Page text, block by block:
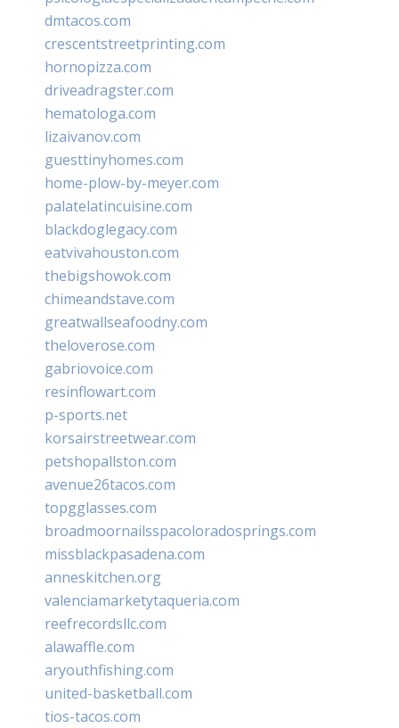
dmtacos.com
crescentstreetprinting.com
hornopizza.com
driveadragster.com
hematologa.com
lizaivanov.com
guesttinyhomes.com
home-plow-by-meyer.com
palatelatincuisine.com
blackdoglegacy.com
eatvivahouston.com
thebigshowok.com
chimeandstave.com
greatwallseafoodny.com
theloverose.com
gabriovoice.com
resinflowart.com
p-sports.net
korsairstreetwear.com
petshopallston.com
avenue26tacos.com
topgglasses.com
broadmoornailsspacoloradosprings.com
missblackpasadena.com
anneskitchen.org
valenciamarketytaqueria.com
reefrecordsllc.com
alawaffle.com
aryouthfishing.com
united-basketball.com
tios-tacos.com